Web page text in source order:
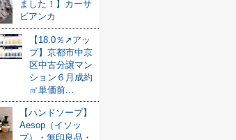
ました！】カーサ
ビアンカ
【18.0％➚アッ
プ】京都市中京
区中古分譲マン
ション６月成約
㎡単価前...
【ハンドソープ】
Aesop（イソッ
プ）・無印良品・